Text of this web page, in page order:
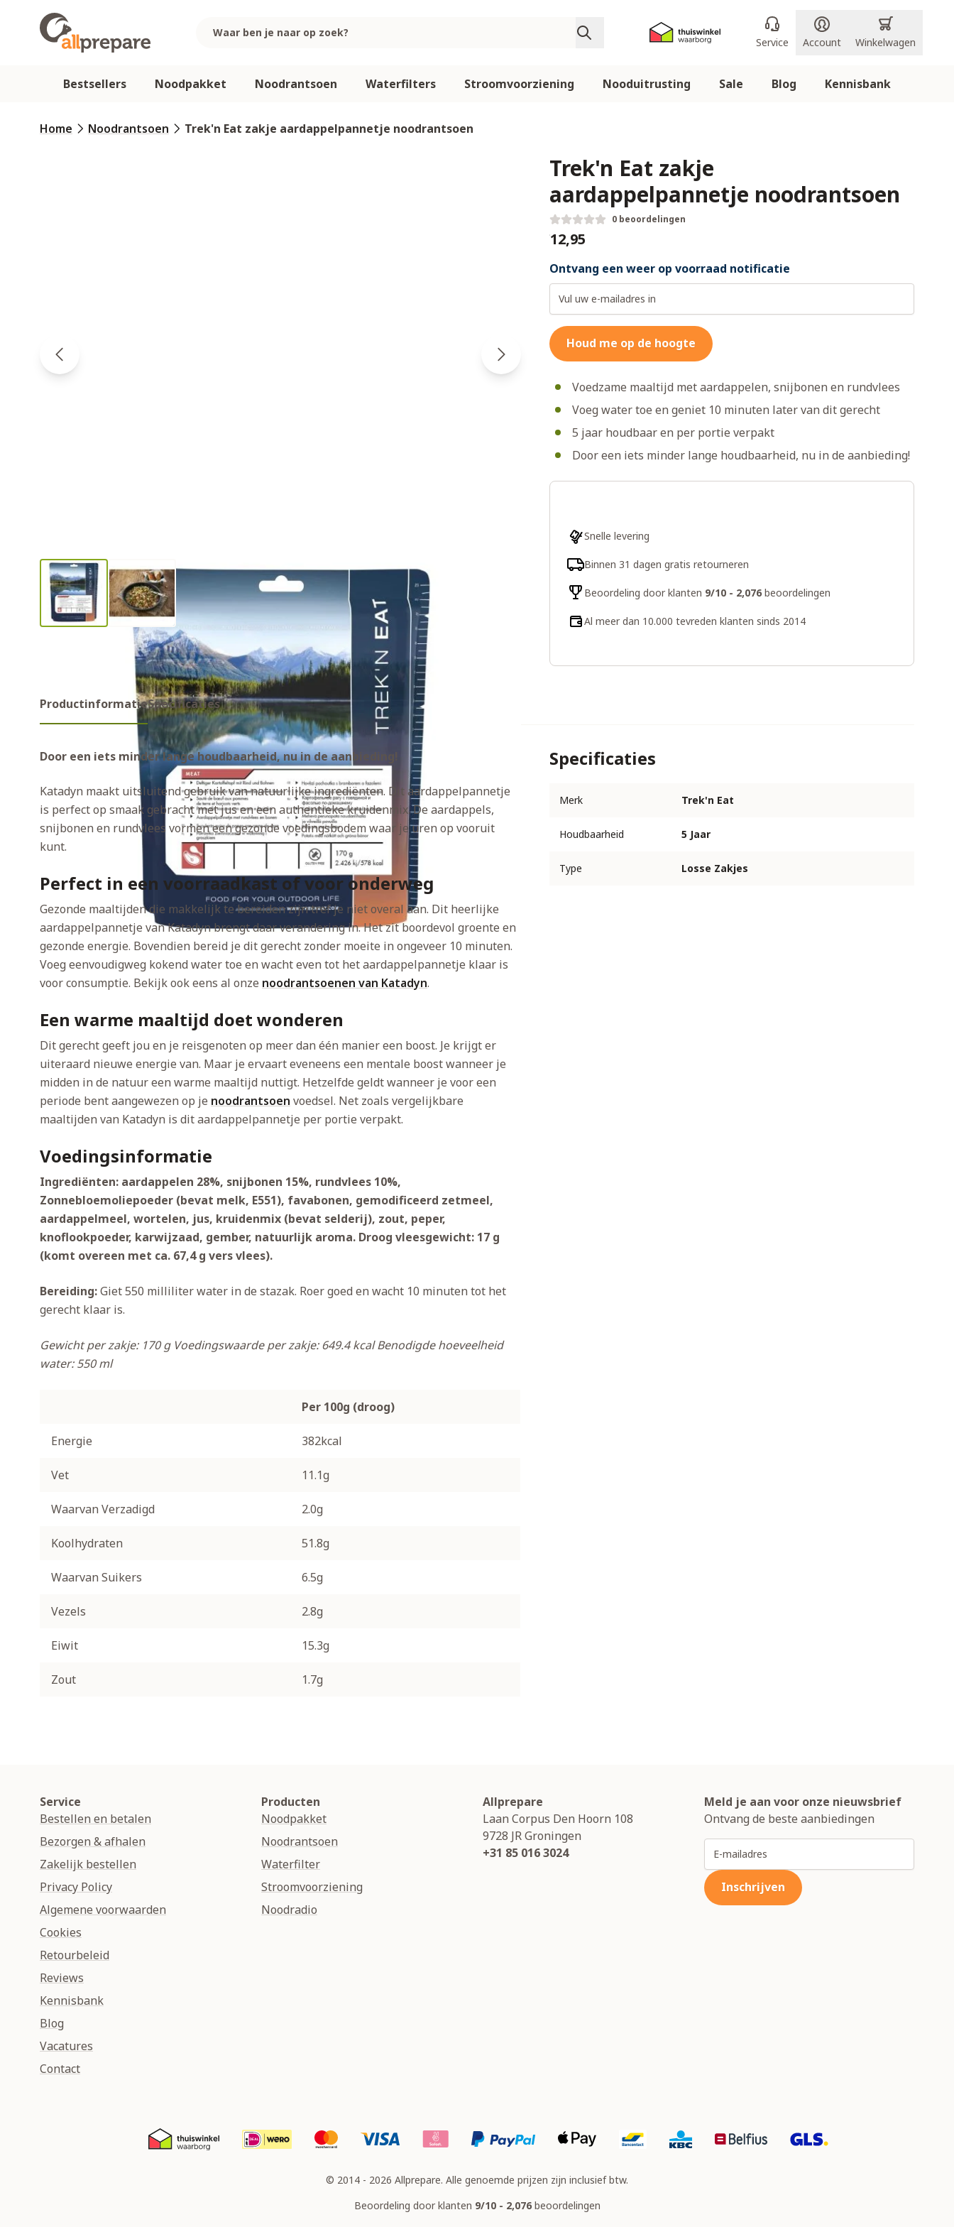
Bestsellers Noodpakket Noodrantsoen Waterfilters Stroomvoorziening Nooduitrusting Sale Blog Kennisbank
Service Account Winkelwagen
Home Noodrantsoen Trek'n Eat zakje aardappelpannetje noodrantsoen
Trek'n Eat zakje
aardappelpannetje noodrantsoen
0 beoordelingen
€12,95
Ontvang een weer op voorraad notificatie
Houd me op de hoogte
Voedzame maaltijd met aardappelen, snijbonen en rundvlees
Voeg water toe en geniet 10 minuten later van dit gerecht
5 jaar houdbaar en per portie verpakt
Door een iets minder lange houdbaarheid, nu in de aanbieding!
Snelle levering
Binnen 31 dagen gratis retourneren
Beoordeling door klanten 9/10 - 2,076beoordelingen
Al meer dan 10.000 tevreden klanten sinds 2014
ProductinformatieSpecificaties
Door een iets minder lange houdbaarheid, nu in de aanbieding!
Katadyn maakt uitsluitend gebruik van natuurlijke ingrediënten. Dit aardappelpannetje
is perfect op smaak gebracht met jus en een authentieke kruidenmix. De aardappels,
snijbonen en rundvlees vormen een gezonde voedingsbodem waar je uren op vooruit
kunt.
Perfect in een voorraadkast of voor onderweg
Gezonde maaltijden die makkelijk te bereiden zijn tref je niet overal aan. Dit heerlijke
aardappelpannetje van Katadyn brengt daar verandering in. Het zit boordevol groente en
gezonde energie. Bovendien bereid je dit gerecht zonder moeite in ongeveer 10 minuten.
Voeg eenvoudigweg kokend water toe en wacht even tot het aardappelpannetje klaar is
voor consumptie. Bekijk ook eens al onze noodrantsoenen van Katadyn.
Een warme maaltijd doet wonderen
Dit gerecht geeft jou en je reisgenoten op meer dan één manier een boost. Je krijgt er
uiteraard nieuwe energie van. Maar je ervaart eveneens een mentale boost wanneer je
midden in de natuur een warme maaltijd nuttigt. Hetzelfde geldt wanneer je voor een
periode bent aangewezen op je noodrantsoen voedsel. Net zoals vergelijkbare
maaltijden van Katadyn is dit aardappelpannetje per portie verpakt.
Voedingsinformatie
Ingrediënten: aardappelen 28%, snijbonen 15%, rundvlees 10%,
Zonnebloemoliepoeder (bevat melk, E551), favabonen, gemodificeerd zetmeel,
aardappelmeel, wortelen, jus, kruidenmix (bevat selderij), zout, peper,
knoflookpoeder, karwijzaad, gember, natuurlijk aroma. Droog vleesgewicht: 17 g
(komt overeen met ca. 67,4 g vers vlees).
Bereiding:Giet 550 milliliter water in de stazak. Roer goed en wacht 10 minuten tot het
gerecht klaar is.
Gewicht per zakje: 170 gVoedingswaarde per zakje: 649.4 kcalBenodigde hoeveelheid
water: 550 ml
Per 100g (droog)
Energie 382kcal
Vet 11.1g
Waarvan Verzadigd 2.0g
Koolhydraten 51.8g
Waarvan Suikers 6.5g
Vezels 2.8g
Eiwit 15.3g
Zout 1.7g
Specificaties
Merk Trek'n Eat
Houdbaarheid 5 Jaar
Type Losse Zakjes
Service
Bestellen en betalen
Bezorgen & afhalen
Zakelijk bestellen
Privacy Policy
Algemene voorwaarden
Cookies
Retourbeleid
Reviews
Kennisbank
Blog
Vacatures
Contact
Producten
Noodpakket
Noodrantsoen
Waterfilter
Stroomvoorziening
Noodradio
Allprepare
Laan Corpus Den Hoorn 108
9728 JRGroningen
+31 85 016 3024
Meld je aan voor onze nieuwsbrief
Ontvang de beste aanbiedingen
E-mailadres
Inschrijven
© 2014 - 2026 Allprepare. Alle genoemde prijzen zijn inclusief btw.
Beoordeling door klanten 9/10 - 2,076beoordelingen